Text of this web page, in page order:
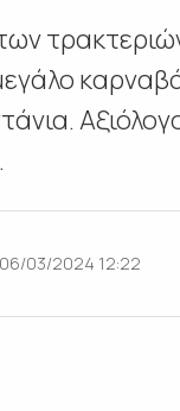
03/2024 12:22